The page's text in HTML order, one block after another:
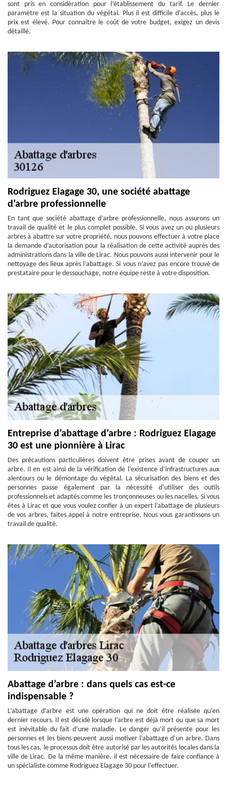
sont pris en considération pour l’établissement du tarif. Le dernier
paramètre est la situation du végétal. Plus il est difficile d’accès, plus le
prix est élevé. Pour connaître le coût de votre budget, exigez un devis
détaillé.
Rodriguez Elagage 30, une société abattage
d’arbre professionnelle
En tant que société abattage d’arbre professionnelle, nous assurons un
travail de qualité et le plus complet possible. Si vous avez un ou plusieurs
arbres à abattre sur votre propriété, nous pouvons effectuer à votre place
la demande d’autorisation pour la réalisation de cette activité auprès des
administrations dans la ville de Lirac. Nous pouvons aussi intervenir pour le
nettoyage des lieux après l’abattage. Si vous n’avez pas encore trouvé de
prestataire pour le dessouchage, notre équipe reste à votre disposition.
Entreprise d’abattage d’arbre : Rodriguez Elagage
30 est une pionnière à Lirac
Des précautions particulières doivent être prises avant de couper un
arbre. Il en est ainsi de la vérification de l’existence d’infrastructures aux
alentours ou le démontage du végétal. La sécurisation des biens et des
personnes passe également par la nécessité d’utiliser des outils
professionnels et adaptés comme les tronçonneuses ou les nacelles. Si vous
êtes à Lirac et que vous voulez confier à un expert l’abattage de plusieurs
de vos arbres, faites appel à notre entreprise. Nous vous garantissons un
travail de qualité.
Abattage d’arbre : dans quels cas est-ce
indispensable ?
L’abattage d’arbre est une opération qui ne doit être réalisée qu’en
dernier recours. Il est décidé lorsque l’arbre est déjà mort ou que sa mort
est inévitable du fait d’une maladie. Le danger qu’il présente pour les
personnes et les biens peuvent aussi motiver l’abattage d’un arbre. Dans
tous les cas, le processus doit être autorisé par les autorités locales dans la
ville de Lirac. De la même manière, il est nécessaire de faire confiance à
un spécialiste comme Rodriguez Elagage 30 pour l’effectuer.